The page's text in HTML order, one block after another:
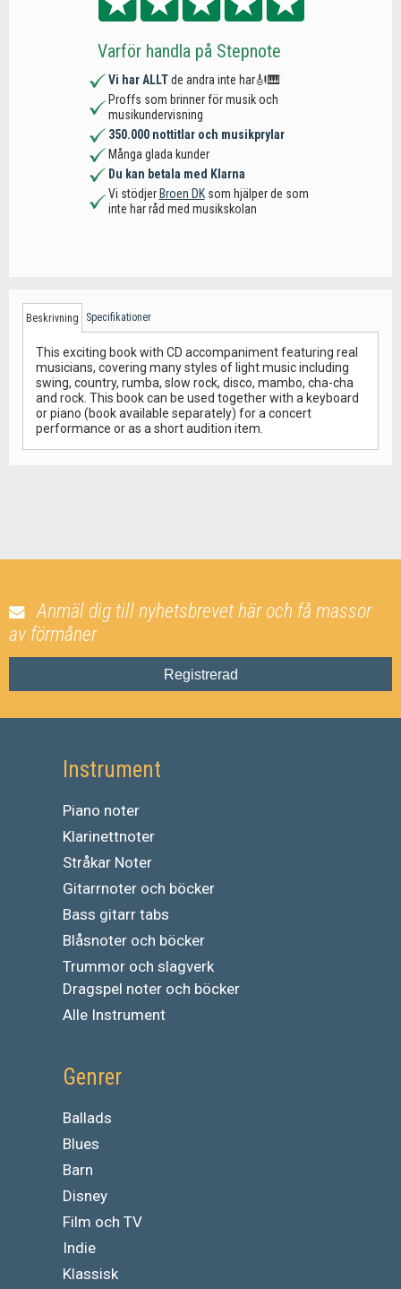
Varför handla på Stepnote
Vi har ALLTde andra inte har🎻🎹
Proffs som brinner för musik och
musikundervisning
350.000 nottitlar och musikprylar
Många glada kunder
Du kan betala med Klarna
Vi stödjer Broen DKsom hjälper de som
inte har råd med musikskolan
Beskrivning Specifikationer
This exciting book with CD accompaniment featuring real
musicians, covering many styles of light music including
swing, country, rumba, slow rock, disco, mambo, cha-cha
and rock. This book can be used together with a keyboard
or piano (book available separately) for a concert
performance or as a short audition item.
Anmäl dig till nyhetsbrevet här och få massor
av förmåner
Registrerad
Instrument
Piano noter
Klarinettnoter
Stråkar Noter
Gitarrnoter och böcker
Bass gitarr tabs
Blåsnoter och böcker
Trummor och slagverk
Dragspel noter och böcker
Alle Instrument
Genrer
Ballads
Blues
Barn
Disney
Film och TV
Indie
Klassisk